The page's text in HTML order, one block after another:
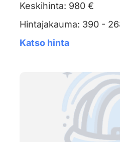
Keskihinta: 980 €
Hintajakauma: 390 -
Katso hinta